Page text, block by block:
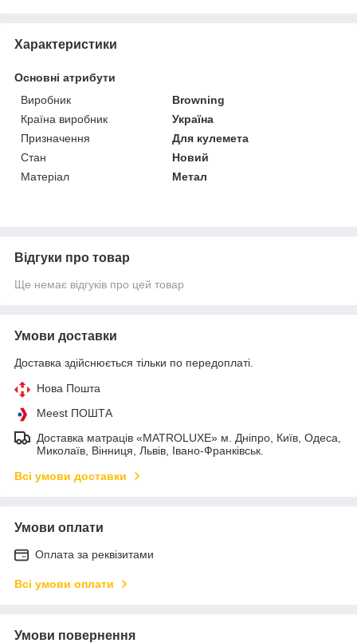
Характеристики
Основні атрибути
Виробник
Browning
Країна виробник
Україна
Призначення
Для кулемета
Стан
Новий
Матеріал
Метал
Відгуки про товар
Ще немає відгуків про цей товар
Умови доставки
Доставка здійснюється тільки по передоплаті.
Нова Пошта
Meest ПОШТА
Доставка матраців «MATROLUXE» м. Дніпро, Київ, Одеса,
Миколаїв, Вінниця, Львів, Івано-Франківськ.
Всі умови доставки
Умови оплати
Оплата за реквізитами
Всі умови оплати
Умови повернення